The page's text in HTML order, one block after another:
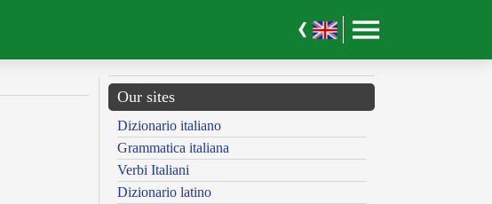
Our sites
Dizionario italiano
Grammatica italiana
Verbi Italiani
Dizionario latino